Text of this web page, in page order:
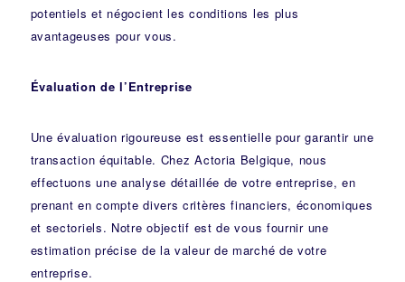
potentiels et négocient les conditions les plus
avantageuses pour vous.
Évaluation de l’Entreprise
Une évaluation rigoureuse est essentielle pour garantir une
transaction équitable. Chez Actoria Belgique, nous
effectuons une analyse détaillée de votre entreprise, en
prenant en compte divers critères financiers, économiques
et sectoriels. Notre objectif est de vous fournir une
estimation précise de la valeur de marché de votre
entreprise.